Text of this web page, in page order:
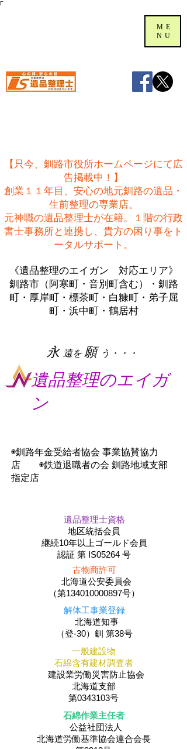
Γ
​永 遠を 願 う・・・
遺品整理のエイガ
ン
◉釧路年金受給者協会 事業協賛協力
店 ◉鉄道退職者の会 釧路地域支部
指定店
遺品整理士資格
地区統括会員
​継続10年以上ゴールド会員
認証 第 IS05264 号
古物商許可
北海道公安委員会
（第134010000897号）
解体工事業登録
北海道知事
（登-30）釧 第38号
一般建設物
石綿含有建材調査者
建設業労働災害防止協会
北海道支部
第0343103号
石綿作業主任者
公益社団法人
​北海道労働基準協会連合会長
【只今、釧路市役所ホームページにて広
告掲載中！】
創業１１年目、安心の地元釧路の遺品・
生前整理の専業店。
​元神職の遺品整理士が在籍。１階の行政
書士事務所と連携し、貴方の困り事をト
ータルサポート。
《遺品整理のエイガン 対応エリア》
釧路市（阿寒町・音別町含む）・釧路
町・厚岸町・標茶町・白糠町・弟子屈
町・浜中町・鶴居村
ME
NU